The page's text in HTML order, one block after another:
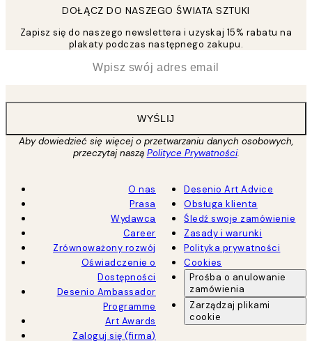
DOŁĄCZ DO NASZEGO ŚWIATA SZTUKI
Zapisz się do naszego newslettera i uzyskaj 15% rabatu na
plakaty podczas następnego zakupu.
WYŚLIJ
Aby dowiedzieć się więcej o przetwarzaniu danych osobowych,
przeczytaj naszą Polityce Prywatności.
O nas
Prasa
Wydawca
Career
Zrównoważony rozwój
Oświadczenie o
Dostępności
Desenio Ambassador
Programme
Art Awards
Zaloguj się (firma)
Desenio Art Advice
Obsługa klienta
Śledź swoje zamówienie
Zasady i warunki
Polityka prywatności
Cookies
Prośba o anulowanie
zamówienia
Zarządzaj plikami
cookie